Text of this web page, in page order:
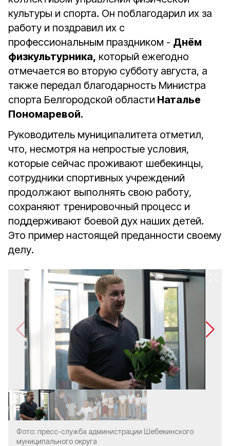
культуры и спорта. Он поблагодарил их за
работу и поздравил их с
профессиональным праздником - Днём
физкультурника, который ежегодно
отмечается во вторую субботу августа, а
также передал благодарность Министра
спорта Белгородской области Наталье
Пономаревой.
Руководитель муниципалитета отметил,
что, несмотря на непростые условия,
которые сейчас проживают шебекинцы,
сотрудники спортивных учреждений
продолжают выполнять свою работу,
сохраняют тренировочный процесс и
поддерживают боевой дух наших детей.
Это пример настоящей преданности своему
делу.
Фото: пресс-служба администрации Шебекинского
муниципального округа